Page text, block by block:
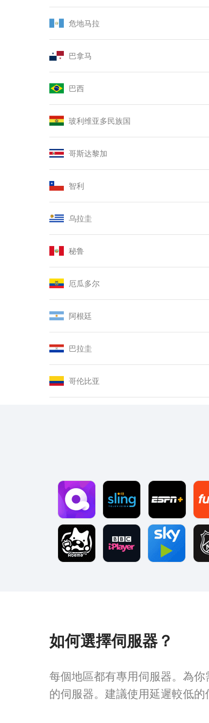
危地马拉
巴拿马
巴西
玻利维亚多民族国
哥斯达黎加
智利
乌拉圭
秘鲁
厄瓜多尔
阿根廷
巴拉圭
哥伦比亚
如何選擇伺服器？
每個地區都有專用伺服器。為
的伺服器。建議使用延遲較低的